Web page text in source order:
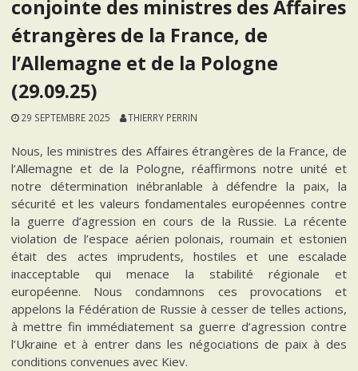
conjointe des ministres des Affaires
étrangères de la France, de
l’Allemagne et de la Pologne
(29.09.25)
29 SEPTEMBRE 2025 THIERRY PERRIN
Nous, les ministres des Affaires étrangères de la France, de
l’Allemagne et de la Pologne, réaffirmons notre unité et
notre détermination inébranlable à défendre la paix, la
sécurité et les valeurs fondamentales européennes contre
la guerre d’agression en cours de la Russie. La récente
violation de l’espace aérien polonais, roumain et estonien
était des actes imprudents, hostiles et une escalade
inacceptable qui menace la stabilité régionale et
européenne. Nous condamnons ces provocations et
appelons la Fédération de Russie à cesser de telles actions,
à mettre fin immédiatement sa guerre d’agression contre
l’Ukraine et à entrer dans les négociations de paix à des
conditions convenues avec Kiev.